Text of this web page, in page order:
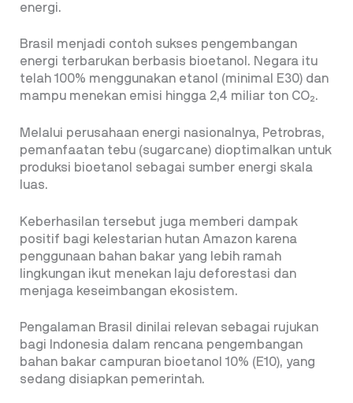
energi.
Brasil menjadi contoh sukses pengembangan
energi terbarukan berbasis bioetanol. Negara itu
telah 100% menggunakan etanol (minimal E30) dan
mampu menekan emisi hingga 2,4 miliar ton CO₂.
Melalui perusahaan energi nasionalnya, Petrobras,
pemanfaatan tebu (sugarcane) dioptimalkan untuk
produksi bioetanol sebagai sumber energi skala
luas.
Keberhasilan tersebut juga memberi dampak
positif bagi kelestarian hutan Amazon karena
penggunaan bahan bakar yang lebih ramah
lingkungan ikut menekan laju deforestasi dan
menjaga keseimbangan ekosistem.
Pengalaman Brasil dinilai relevan sebagai rujukan
bagi Indonesia dalam rencana pengembangan
bahan bakar campuran bioetanol 10% (E10), yang
sedang disiapkan pemerintah.